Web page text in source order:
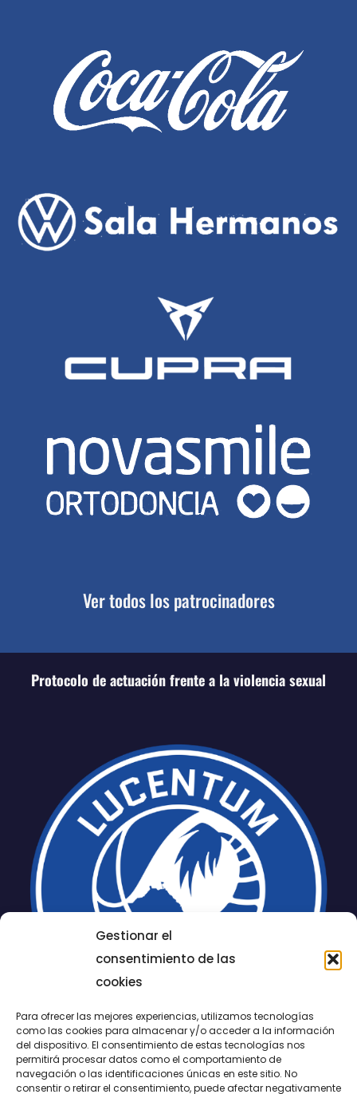
Gestionar el
consentimiento de las
cookies
Para ofrecer las mejores experiencias, utilizamos tecnologías
como las cookies para almacenar y/o acceder a la información
del dispositivo. El consentimiento de estas tecnologías nos
permitirá procesar datos como el comportamiento de
navegación o las identificaciones únicas en este sitio. No
consentir o retirar el consentimiento, puede afectar negativamente
Ver todos los patrocinadores
Protocolo de actuación frente a la violencia sexual
LUCENTUM